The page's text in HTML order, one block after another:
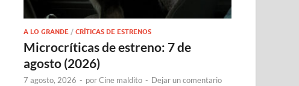
A LO GRANDE /CRÍTICAS DE ESTRENOS
Microcríticas de estreno: 7 de
agosto (2026)
7 agosto, 2026 - porCine maldito - Dejar un comentario